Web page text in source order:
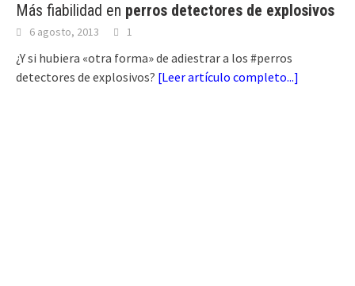
Más fiabilidad en perros detectores de explosivos
6 agosto, 2013 1
¿Y si hubiera «otra forma» de adiestrar a los #perros
detectores de explosivos? [Leer artículo completo...]